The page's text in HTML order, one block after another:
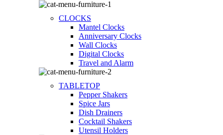
CLOCKS
Mantel Clocks
Anniversary Clocks
Wall Clocks
Digital Clocks
Travel and Alarm
TABLETOP
Pepper Shakers
Spice Jars
Dish Drainers
Сocktail Shakers
Utensil Holders